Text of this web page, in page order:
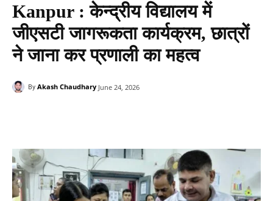
Kanpur : केन्द्रीय विद्यालय में
जीएसटी जागरूकता कार्यक्रम, छात्रों
ने जाना कर प्रणाली का महत्व
By Akash Chaudhary June 24, 2026